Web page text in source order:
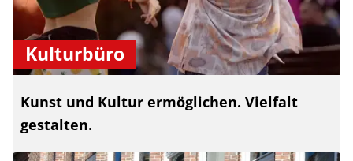
Kulturbüro
Kunst und Kultur ermöglichen. Vielfalt
gestalten.